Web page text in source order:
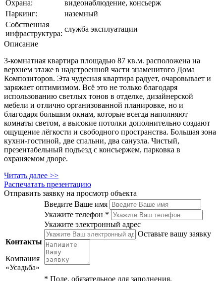
Охрана:
видеонаблюдение, консьерж
Паркинг:
наземный
Собственная
инфраструктура:
служба эксплуатации
Описание
3-комнатная квартира площадью 87 кв.м. расположена на
верхнем этаже в надстроенной части знаменитого Дома
Композиторов. Эта чудесная квартира радует, очаровывает и
заряжает оптимизмом. Всё это не только благодаря
использованию светлых тонов в отделке, дизайнерской
мебели и отлично организованной планировке, но и
благодаря большим окнам, которые всегда наполняют
комнаты светом, а высокие потолки дополнительно создают
ощущение лёгкости и свободного пространства. Большая зона
кухни-гостиной, две спальни, два санузла. Чистый,
презентабельный подъезд с консъержем, парковка в
охраняемом дворе.
Читать далее >>
Распечатать презентацию
Отправить заявку на просмотр объекта
Контакты
Компания
«Усадьба»
Введите Ваше имя
Укажите телефон *
Укажите электронный адрес
Оставьте вашу заявку
* Поле, обязательное для заполнения.